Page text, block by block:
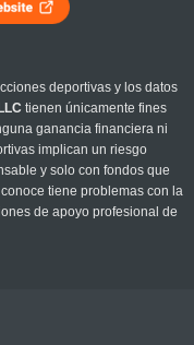
deportivas y los datos
tienen únicamente fines
ganancia financiera ni
implican un riesgo
y solo con fondos que
tiene problemas con la
de apoyo profesional de